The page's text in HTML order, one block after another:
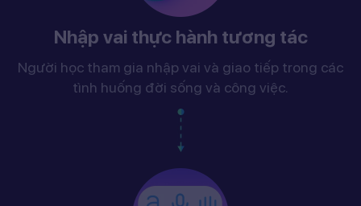
Nhập vai thực hành tương tác
Người học tham gia nhập vai và giao tiếp trong các
tình huống đời sống và công việc.